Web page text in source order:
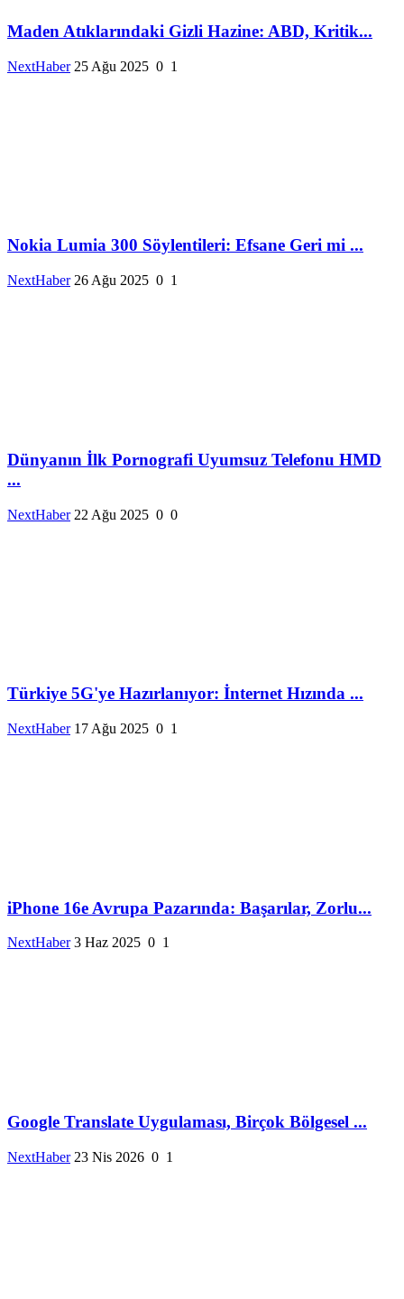
Maden Atıklarındaki Gizli Hazine: ABD, Kritik...
NextHaber 25 Ağu 2025 0 1
Nokia Lumia 300 Söylentileri: Efsane Geri mi ...
NextHaber 26 Ağu 2025 0 1
Dünyanın İlk Pornografi Uyumsuz Telefonu HMD
...
NextHaber 22 Ağu 2025 0 0
Türkiye 5G'ye Hazırlanıyor: İnternet Hızında ...
NextHaber 17 Ağu 2025 0 1
iPhone 16e Avrupa Pazarında: Başarılar, Zorlu...
NextHaber 3 Haz 2025 0 1
Google Translate Uygulaması, Birçok Bölgesel ...
NextHaber 23 Nis 2026 0 1